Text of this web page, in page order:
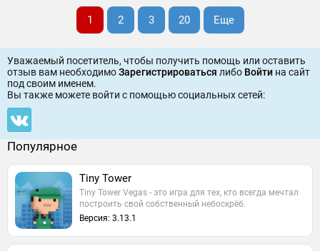
1 2 3 20 Еще
Уважаемый посетитель, чтобы получить помощь или оставить
отзыв вам необходимоЗарегистрироваться либо Войти на сайт
под своим именем.
Вы также можете войти c помощью социальных сетей:
Популярное
Tiny Tower
Tiny Tower Vegas - это игра для тех, кто всегда мечтал
построить свой собственный небоскрёб.
Версия: 3.13.1